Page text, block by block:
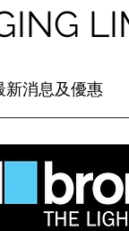
新消息及優惠